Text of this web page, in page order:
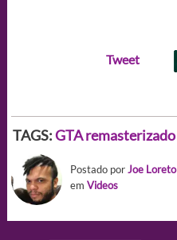
Tweet
TAGS:GTA remasterizado
Postado porJoe Loreto
em Videos